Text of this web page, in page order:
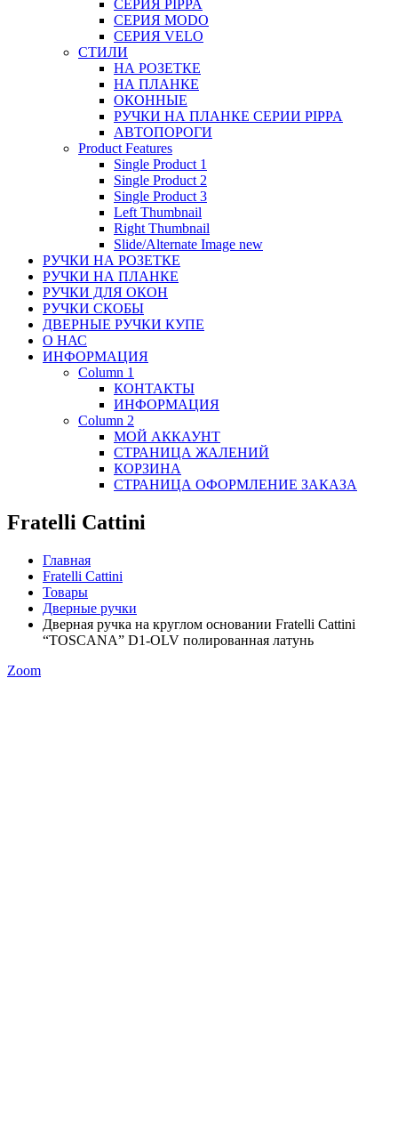
СЕРИЯ PIPPA
СЕРИЯ MODO
СЕРИЯ VELO
СТИЛИ
НА РОЗЕТКЕ
НА ПЛАНКЕ
ОКОННЫЕ
РУЧКИ НА ПЛАНКЕ СЕРИИ PIPPA
АВТОПОРОГИ
Product Features
Single Product 1
Single Product 2
Single Product 3
Left Thumbnail
Right Thumbnail
Slide/Alternate Image new
РУЧКИ НА РОЗЕТКЕ
РУЧКИ НА ПЛАНКЕ
РУЧКИ ДЛЯ ОКОН
РУЧКИ СКОБЫ
ДВЕРНЫЕ РУЧКИ КУПЕ
О НАС
ИНФОРМАЦИЯ
Column 1
КОНТАКТЫ
ИНФОРМАЦИЯ
Column 2
МОЙ АККАУНТ
СТРАНИЦА ЖАЛЕНИЙ
КОРЗИНА
СТРАНИЦА ОФОРМЛЕНИЕ ЗАКАЗА
Fratelli Cattini
Главная
Fratelli Cattini
Товары
Дверные ручки
Дверная ручка на круглом основании Fratelli Cattini
“TOSCANA” D1-OLV полированная латунь
Zoom